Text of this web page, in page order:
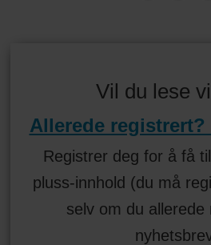
Vil du lese
Allerede
Registrer deg for å få
pluss-innhold (du må
selv om du allerede